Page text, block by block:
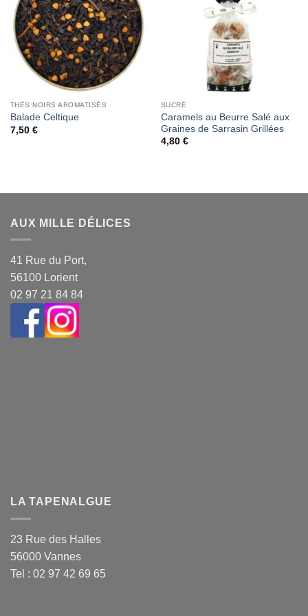
THÉS NOIRS AROMATISÉS
Balade Celtique
7,50 €
SUCRÉ
Caramels au Beurre Salé aux
Graines de Sarrasin Grillées
4,80 €
AUX MILLE DÉLICES
41 Rue du Port,
56100 Lorient
02 97 21 84 84
LA TAPENALGUE
23 Rue des Halles
56000 Vannes
Tel : 02 97 42 69 65